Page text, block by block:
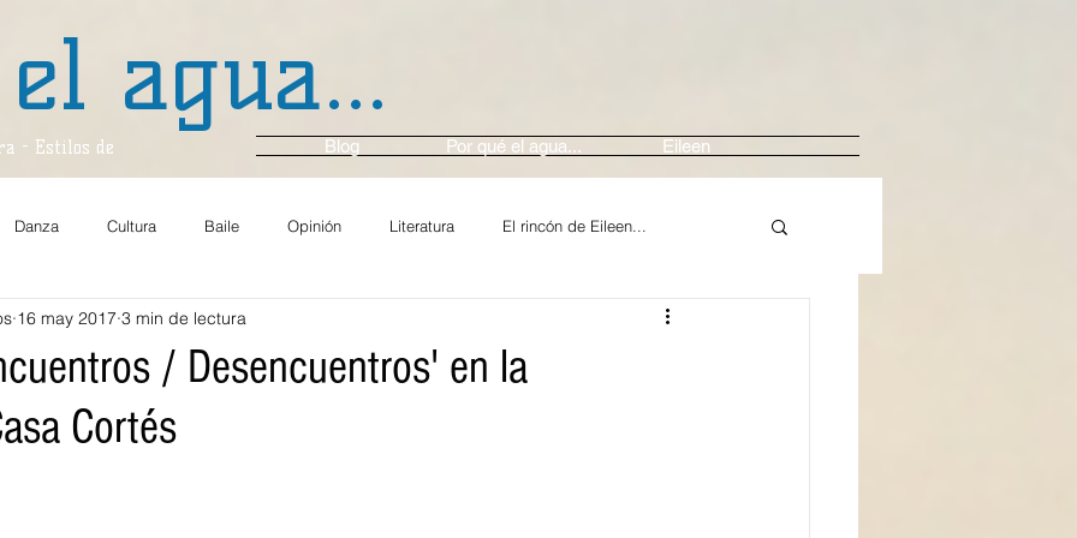
agua...
Blog Por qué el agua... Eileen
- Estilos de
Danza Cultura Baile Opinión Literatura El rincón de Eileen...
y Ballet Música En Voz Alta...
Comunidad Gastronomía
/ Desencuentros' en la
Cortés
16 may 2017 3 min de lectura